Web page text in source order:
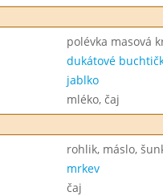
polévka masová
dukátové
jablko
mléko, čaj
rohlik, máslo,
mrkev
čaj